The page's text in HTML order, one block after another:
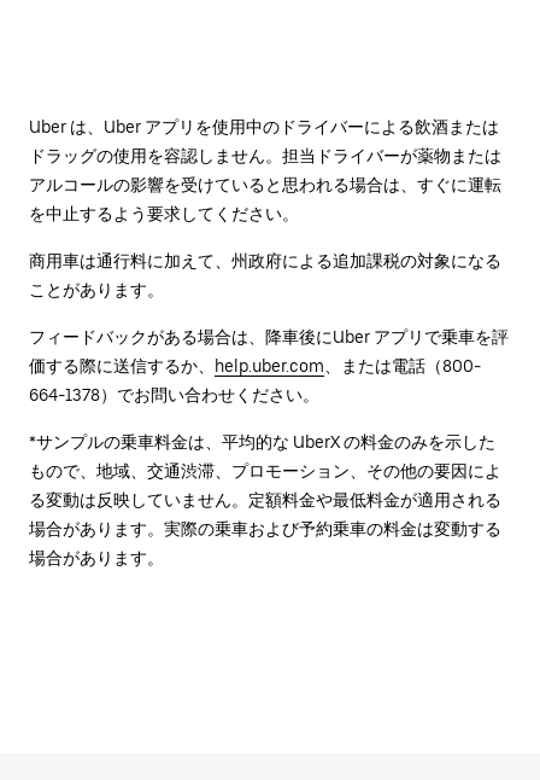
Uber は、Uber アプリを使用中のドライバーによる飲酒または
ドラッグの使用を容認しません。担当ドライバーが薬物または
アルコールの影響を受けていると思われる場合は、すぐに運転
を中止するよう要求してください。
商用車は通行料に加えて、州政府による追加課税の対象になる
ことがあります。
フィードバックがある場合は、降車後に⁠Uber アプリで乗車を評
価する際に送信するか、
help.uber.com 、または電話（800-
664-1378）でお問い合わせください。
*サンプルの乗車料金は、平均的な UberX の料金のみを示した
もので、地域、交通渋滞、プロモーション、その他の要因によ
る変動は反映していません。定額料金や最低料金が適用される
場合があります。実際の乗車および予約乗車の料金は変動する
場合があります。